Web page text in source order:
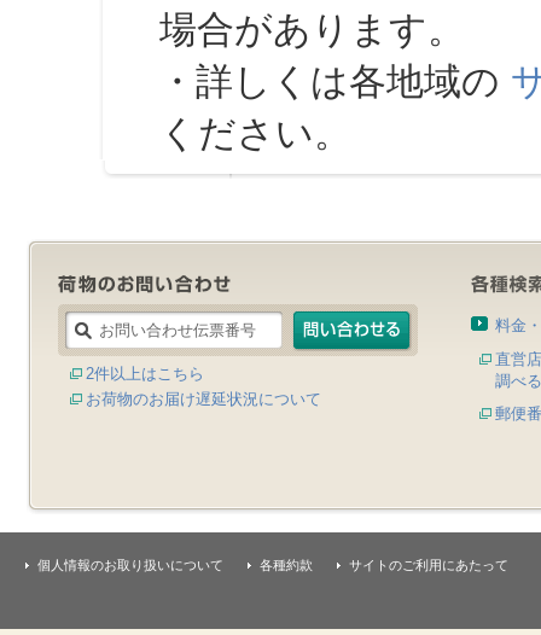
場合があります。
・詳しくは各地域の
ください。
2件以上はこちら
お荷物のお届け遅延状況について
料金
直営
調べる
郵便
個人情報のお取り扱いについて 各種約款 サイトのご利用にあたって